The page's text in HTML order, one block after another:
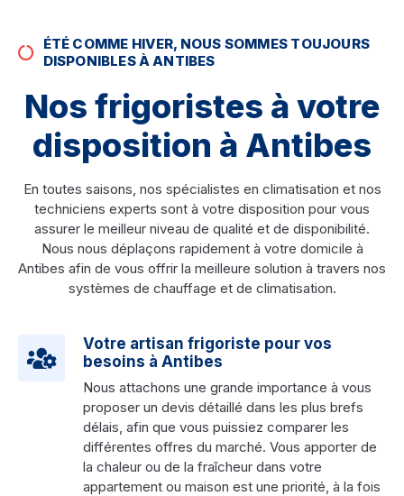
ÉTÉ COMME HIVER, NOUS SOMMES TOUJOURS
DISPONIBLES À ANTIBES
Nos frigoristes à votre
disposition à Antibes
En toutes saisons, nos spécialistes en climatisation et nos
techniciens experts sont à votre disposition pour vous
assurer le meilleur niveau de qualité et de disponibilité.
Nous nous déplaçons rapidement à votre domicile à
Antibes afin de vous offrir la meilleure solution à travers nos
systèmes de chauffage et de climatisation.
Votre artisan frigoriste pour vos
besoins à Antibes
Nous attachons une grande importance à vous
proposer un devis détaillé dans les plus brefs
délais, afin que vous puissiez comparer les
différentes offres du marché. Vous apporter de
la chaleur ou de la fraîcheur dans votre
appartement ou maison est une priorité, à la fois